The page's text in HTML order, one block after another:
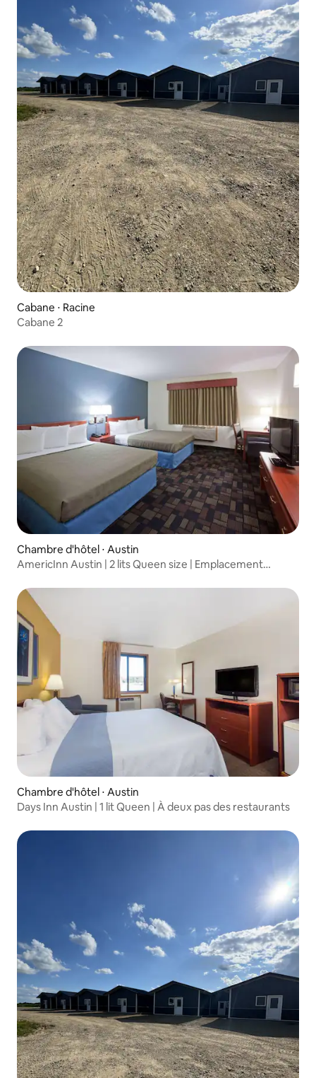
Cabane ⋅ Racine
Cabane 2
Chambre d'hôtel ⋅ Austin
AmericInn Austin | 2 lits Queen size | Emplacement
Chambre d'hôtel ⋅ Austin
Days Inn Austin | 1 lit Queen | À deux pas des restaurants